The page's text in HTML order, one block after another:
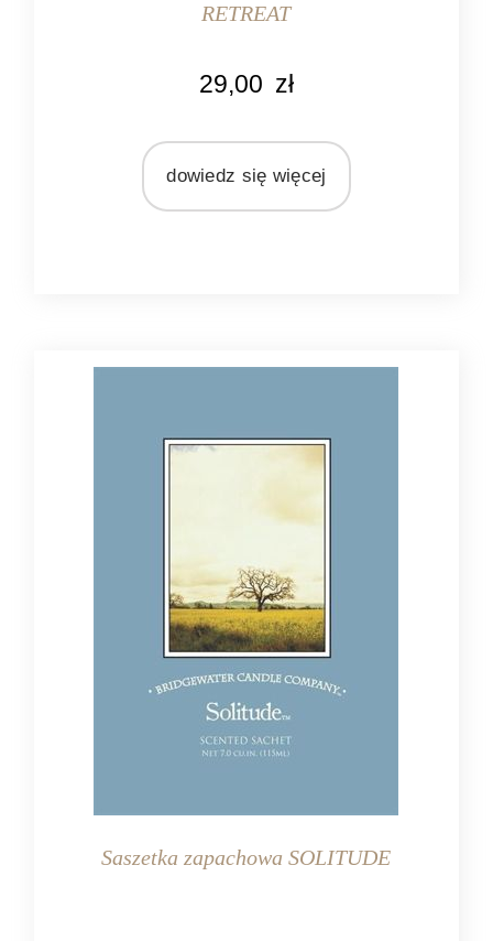
RETREAT
Bridgewater Candle Company
29,00 zł
dowiedz się więcej
Saszetka zapachowa SOLITUDE